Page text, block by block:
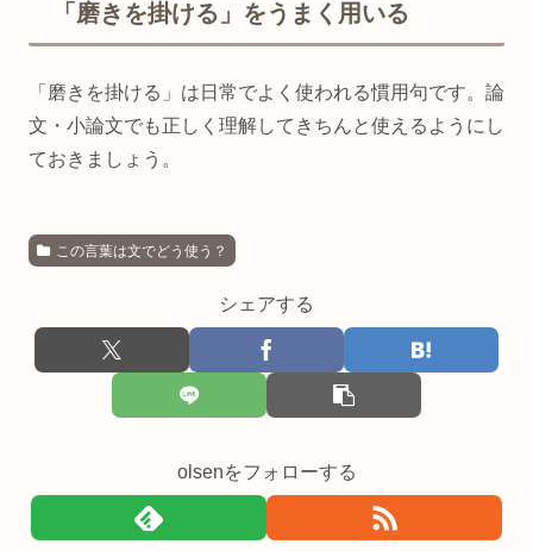
「磨きを掛ける」をうまく用いる
「磨きを掛ける」は日常でよく使われる慣用句です。論
文・小論文でも正しく理解してきちんと使えるようにし
ておきましょう。
この言葉は文でどう使う？
シェアする
olsenをフォローする